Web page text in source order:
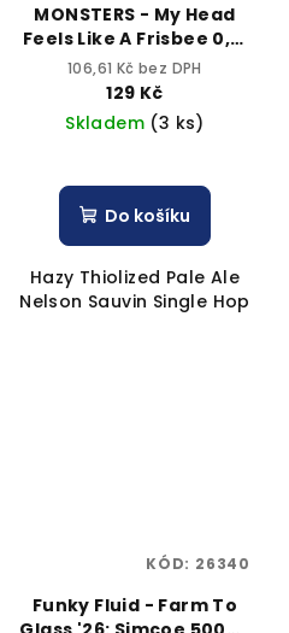
MONSTERS - My Head
Feels Like A Frisbee 0,5l
can 4% alc.
106,61 Kč bez DPH
129 Kč
Skladem (3 ks)
Do košíku
Hazy Thiolized Pale Ale
Nelson Sauvin Single Hop
Funky Fluid - Farm To
KÓD: 26340